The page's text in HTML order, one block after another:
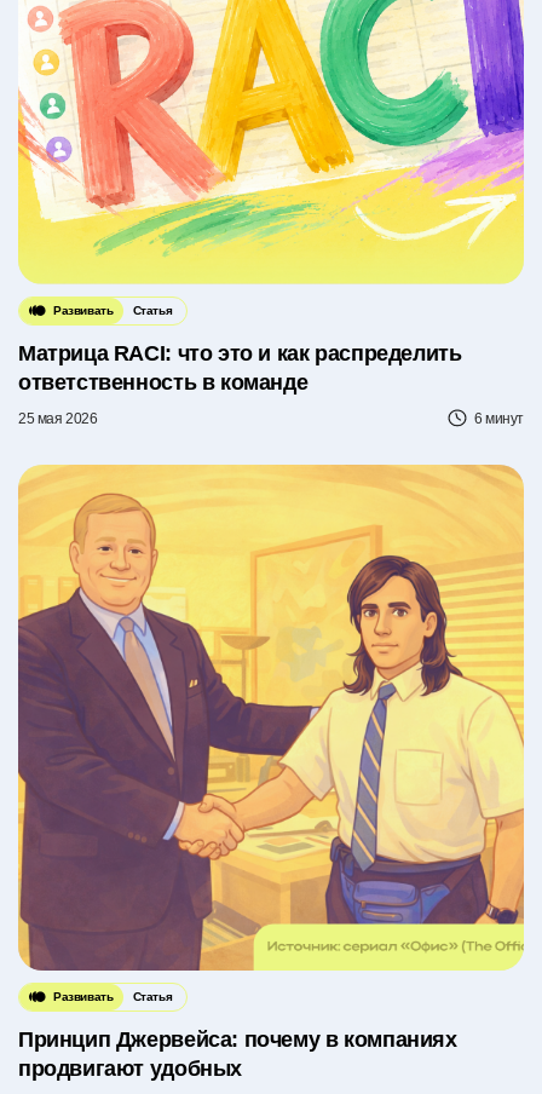
Развивать Статья
Матрица RACI: что это и как распределить
ответственность в команде
25 мая 2026 6 минут
Развивать Статья
Принцип Джервейса: почему в компаниях
продвигают удобных